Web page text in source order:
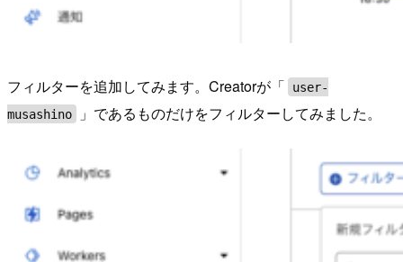
フィルターを追加してみます。Creatorが「
user-
musashino
」であるものだけをフィルターしてみました。